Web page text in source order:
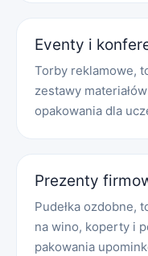
Eventy i
Torby reklamowe,
zestawy
opakowania dla
Prezenty
Pudełka ozdobne,
na wino, koperty i
pakowania